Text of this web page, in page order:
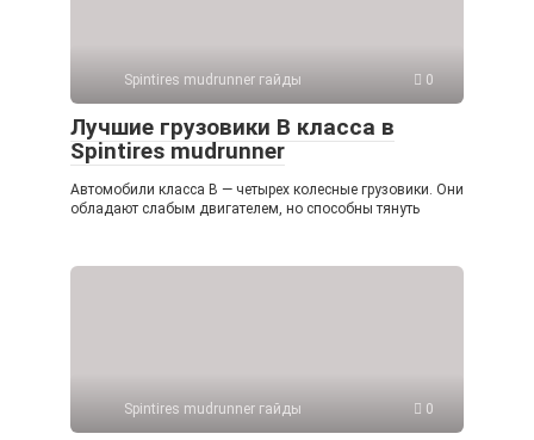
Spintires mudrunner гайды 0
Лучшие грузовики B класса в
Spintires mudrunner
Автомобили класса B — четырех колесные грузовики. Они
обладают слабым двигателем, но способны тянуть
Spintires mudrunner гайды 0